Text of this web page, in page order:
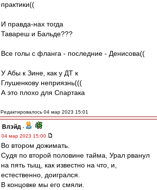
практики((
И правда-нах тогда
Тавареш и Бальде???
Все голы с фланга - последние - Денисова((
У Абы к Зине, как у ДТ к
Глушенкову неприязнь(((
А это плохо для Спартака
Редактировалось 04 мар 2023 15:01
Влэйд -
04 мар 2023 15:00
Во втором дожимать.
Судя по второй половине тайма, Урал рванул
на пять тыщ, как известно на что, и,
естественно, доигрался.
В концовке мы его смяли.